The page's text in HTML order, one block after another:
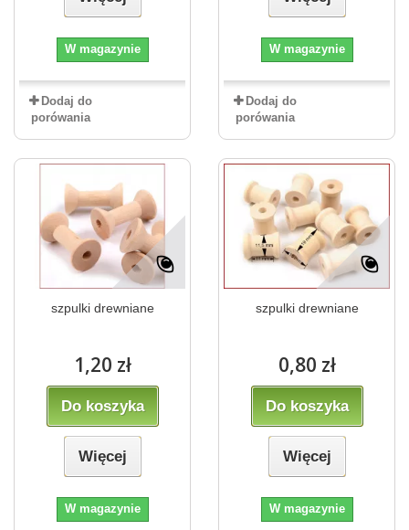
W magazynie
Dodaj do
porówania
W magazynie
Dodaj do
porówania
szpulki drewniane
1,20 zł
Do koszyka
Więcej
W magazynie
szpulki drewniane
0,80 zł
Do koszyka
Więcej
W magazynie